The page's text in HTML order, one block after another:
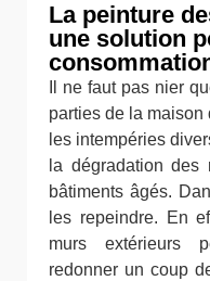
La peinture
une solution
Il ne faut pas nier
parties de la
les intempéries
la dégradation des
bâtiments âgés.
les repeindre. En
murs extérieurs
redonner un coup